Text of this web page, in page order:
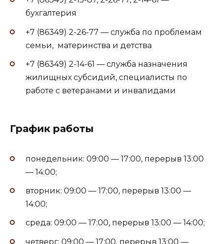
бухгалтерия
+7 (86349) 2-26-77 — служба по проблемам
семьи, материнства и детства
+7 (86349) 2-14-61 — служба назначения
жилищных субсидий, специалисты по
работе с ветеранами и инвалидами
График работы
понедельник: 09:00 — 17:00, перерыв 13:00
— 14:00;
вторник: 09:00 — 17:00, перерыв 13:00 —
14:00;
среда: 09:00 — 17:00, перерыв 13:00 — 14:00;
четверг: 09:00 — 17:00, перерыв 13:00 —